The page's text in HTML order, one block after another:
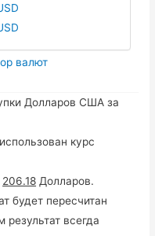
валют
Долларов США за
курс
206.18 Долларов.
будет пересчитан
результат всегда